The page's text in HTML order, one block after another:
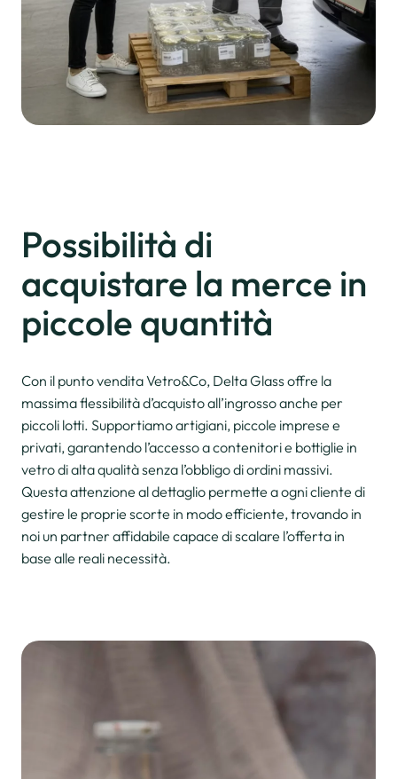
Possibilità di
acquistare la merce in
piccole quantità
Con il punto vendita Vetro&Co, Delta Glass offre la
massima flessibilità d’acquisto all’ingrosso anche per
piccoli lotti. Supportiamo artigiani, piccole imprese e
privati, garantendo l’accesso a contenitori e bottiglie in
vetro di alta qualità senza l’obbligo di ordini massivi.
Questa attenzione al dettaglio permette a ogni cliente di
gestire le proprie scorte in modo efficiente, trovando in
noi un partner affidabile capace di scalare l’offerta in
base alle reali necessità.